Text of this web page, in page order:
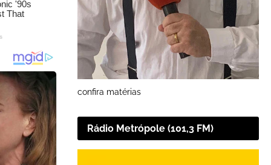
confira matérias
Rádio Metrópole (101,3 FM)